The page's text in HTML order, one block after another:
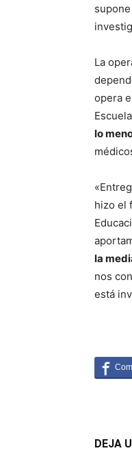
La
opera
lo
hizo el
la
nos
está
DEJA